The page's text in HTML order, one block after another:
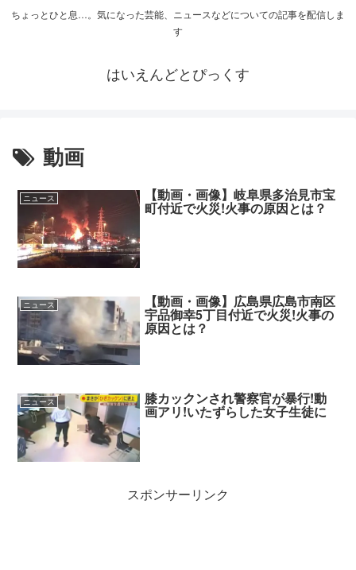
ちょっとひと息…。気になった芸能、ニュースなどについての記事を配信しま
す
はいえんどとぴっくす
動画
ニュース 【動画・画像】岐阜県多治見市宝
町付近で火災!火事の原因とは？
ニュース 【動画・画像】広島県広島市南区
宇品御幸5丁目付近で火災!火事の
原因とは？
ニュース 膝カックンされ警察官が暴行!動
画アリ!いたずらした女子生徒に
スポンサーリンク